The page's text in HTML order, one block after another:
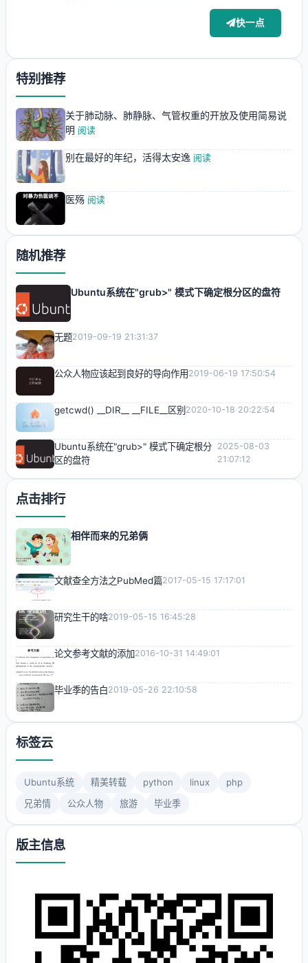
快一点
特别推荐
关于肺动脉、肺静脉、气管权重的开放及使用简易说
明 阅读
别在最好的年纪，活得太安逸 阅读
医殇 阅读
随机推荐
Ubuntu系统在"grub>" 模式下确定根分区的盘符
无题2019-09-19 21:31:37
公众人物应该起到良好的导向作用 2019-06-19 17:50:54
getcwd() __DIR__ __FILE__区别 2020-10-18 20:22:54
Ubuntu系统在"grub>" 模式下确定根分
区的盘符
2025-08-03
21:07:12
点击排行
相伴而来的兄弟俩
文献查全方法之PubMed篇2017-05-15 17:17:01
研究生干的啥2019-05-15 16:45:28
论文参考文献的添加2016-10-31 14:49:01
毕业季的告白2019-05-26 22:10:58
标签云
Ubuntu系统 精美转载 python linux
php
兄弟情
公众人物 旅游 毕业季
版主信息